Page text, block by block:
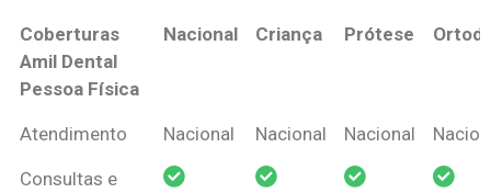
Coberturas
Amil Dental
Pessoa Física
Nacional Criança Prótese
Coberturas
Pessoa Física
Nacional Criança Prótese
Atendimento Nacional Nacional Nacional
Consultas e